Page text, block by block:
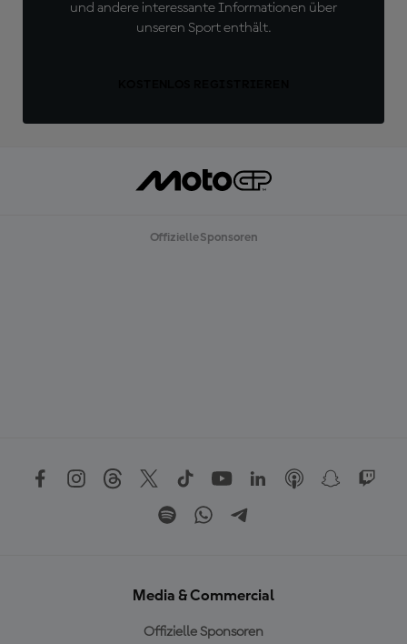
und andere interessante Informationen über
unseren Sport enthält.
Offizielle Sponsoren
Media & Commercial
Offizielle Sponsoren